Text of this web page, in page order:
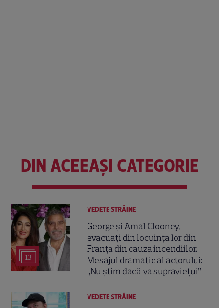
DIN ACEEAȘI CATEGORIE
13
VEDETE STRĂINE
George și Amal Clooney,
evacuați din locuința lor din
Franța din cauza incendiilor.
Mesajul dramatic al actorului:
„Nu știm dacă va supraviețui”
VEDETE STRĂINE